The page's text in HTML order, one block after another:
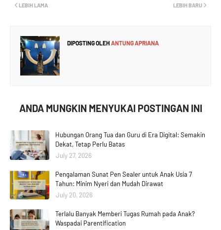
LEBIH BARU
LEBIH LAMA
DIPOSTING OLEH ANTUNG APRIANA
ANDA MUNGKIN MENYUKAI POSTINGAN INI
Hubungan Orang Tua dan Guru di Era Digital: Semakin
Dekat, Tetap Perlu Batas
July 27, 2026
Pengalaman Sunat Pen Sealer untuk Anak Usia 7
Tahun: Minim Nyeri dan Mudah Dirawat
July 20, 2026
Terlalu Banyak Memberi Tugas Rumah pada Anak?
Waspadai Parentification